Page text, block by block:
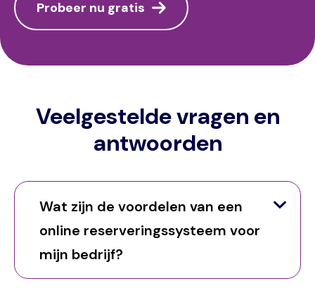
Probeer nu gratis
Veelgestelde vragen en
antwoorden
Wat zijn de voordelen van een
online reserveringssysteem voor
mijn bedrijf?